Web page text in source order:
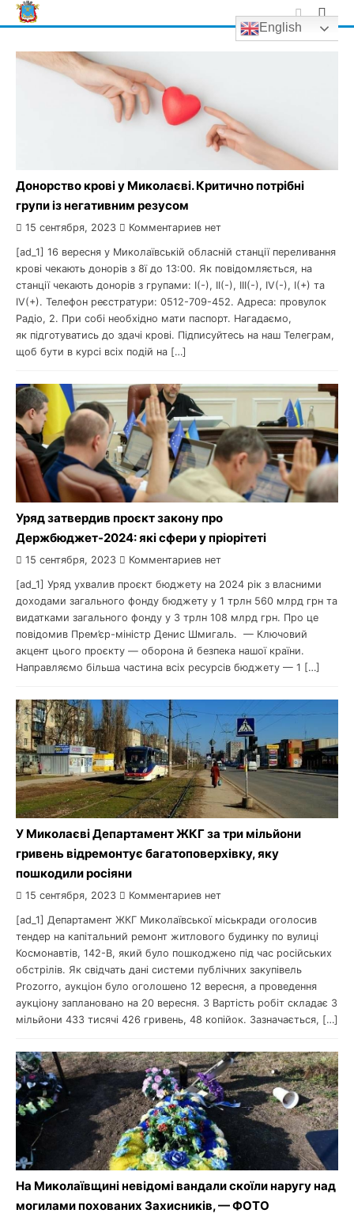
Skip
to
Донорство крові у Миколаєві. Критично потрібні
групи із негативним резусом
15 сентября, 2023 Комментариев нет
[ad_1] 16 вересня у Миколаївській обласній станції переливання
крові чекають донорів з 8ї до 13:00. Як повідомляється, на
станції чекають донорів з групами: I(-), II(-), III(-), IV(-), I(+) та
IV(+). Телефон реєстратури: 0512-709-452. Адреса: провулок
Радіо, 2. При собі необхідно мати паспорт. Нагадаємо,
як підготуватись до здачі крові. Підписуйтесь на наш Телеграм,
щоб бути в курсі всіх подій на […]
Уряд затвердив проєкт закону про
Держбюджет-2024: які сфери у пріорітеті
15 сентября, 2023 Комментариев нет
[ad_1] Уряд ухвалив проєкт бюджету на 2024 рік з власними
доходами загального фонду бюджету у 1 трлн 560 млрд грн та
видатками загального фонду у 3 трлн 108 млрд грн. Про це
повідомив Прем’єр-міністр Денис Шмигаль. — Ключовий
акцент цього проєкту — оборона й безпека нашої країни.
Направляємо більша частина всіх ресурсів бюджету — 1 […]
У Миколаєві Департамент ЖКГ за три мільйони
гривень відремонтує багатоповерхівку, яку
пошкодили росіяни
15 сентября, 2023 Комментариев нет
[ad_1] Департамент ЖКГ Миколаївської міськради оголосив
тендер на капітальний ремонт житлового будинку по вулиці
Космонавтів, 142-В, який було пошкоджено під час російських
обстрілів. Як свідчать дані системи публічних закупівель
Prozorro, аукціон було оголошено 12 вересня, а проведення
аукціону заплановано на 20 вересня. 3 Вартість робіт складає 3
мільйони 433 тисячі 426 гривень, 48 копійок. Зазначається, […]
На Миколаївщині невідомі вандали скоїли наругу над
могилами похованих Захисників, — ФОТО
English